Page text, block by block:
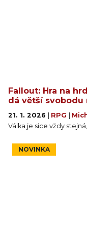
Fallout: Hra na
dá větší svobodu
21. 1. 2026 RPG
Válka je sice vždy
NOVINKA